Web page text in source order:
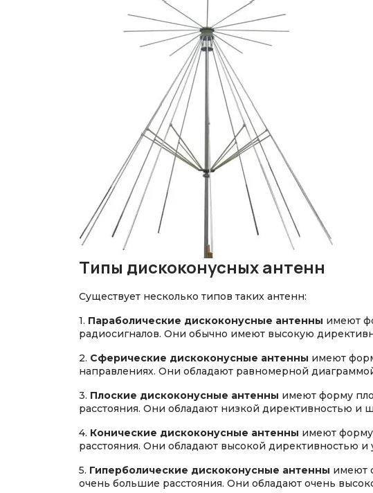
Типы дискоконусных антенн
Существует несколько типов таких антенн:
1. Параболические дискоконусные антенны имеют
радиосигналов. Они обычно имеют высокую
2. Сферические дискоконусные антенны имеют
направлениях. Они обладают равномерной
3. Плоские дискоконусные антенны имеют форму
расстояния. Они обладают низкой директивностью и
4. Конические дискоконусные антенны имеют форму
расстояния. Они обладают высокой директивностью и
5. Гиперболические дискоконусные антенны имеют
очень большие расстояния. Они обладают очень